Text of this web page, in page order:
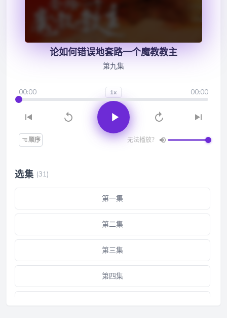
论如何错误地套路一个魔教教主
第九集
00:00 1x 00:00
顺序 无法播放？
选集 (31)
第一集
第二集
第三集
第四集